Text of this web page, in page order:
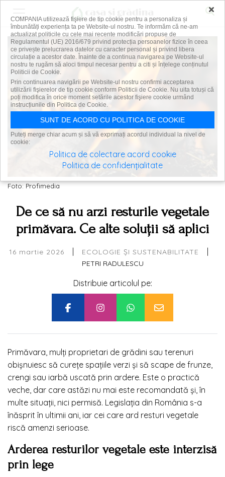
Foto: Profimedia
De ce să nu arzi resturile vegetale
primăvara. Ce alte soluții să aplici
16 martie 2026 ECOLOGIE ȘI SUSTENABILITATE
PETRI RADULESCU
Distribuie articolul pe:
Primăvara, mulți proprietari de grădini sau terenuri
obișnuiesc să curețe spațiile verzi și să scape de frunze,
crengi sau iarbă uscată prin ardere. Este o practică
veche, dar care astăzi nu mai este recomandată și, în
multe situații, nici permisă. Legislația din România s-a
înăsprit în ultimii ani, iar cei care ard resturi vegetale
riscă amenzi serioase.
Arderea resturilor vegetale este interzisă
prin lege
×
COMPANIA utilizează fişiere de tip cookie pentru a personaliza și
îmbunătăți experiența ta pe Website-ul nostru. Te informăm că ne-am
actualizat politicile cu cele mai recente modificări propuse de
Regulamentul (UE) 2016/679 privind protecția persoanelor fizice în ceea
ce privește prelucrarea datelor cu caracter personal și privind libera
circulație a acestor date. Înainte de a continua navigarea pe Website-ul
nostru te rugăm să aloci timpul necesar pentru a citi și înțelege conținutul
Politicii de Cookie.
Prin continuarea navigării pe Website-ul nostru confirmi acceptarea
utilizării fişierelor de tip cookie conform Politicii de Cookie. Nu uita totuși că
poți modifica în orice moment setările acestor fişiere cookie urmând
instrucțiunile din Politica de Cookie.
SUNT DE ACORD CU POLITICA DE COOKIE
Puteți merge chiar acum și să vă exprimați acordul individual la nivel de
cookie:
Politica de colectare acord cookie
Politica de confidențialitate